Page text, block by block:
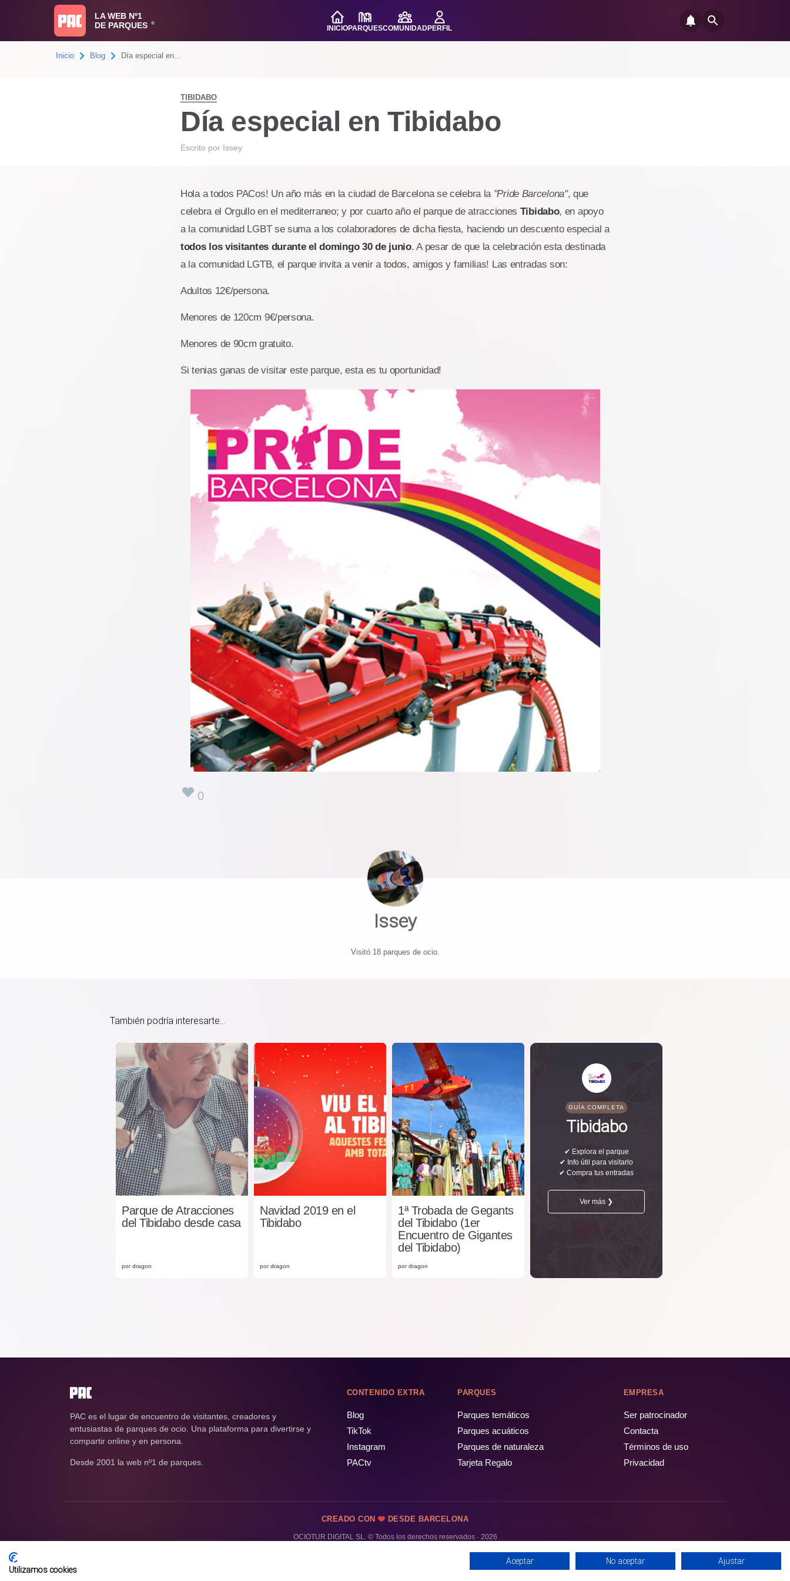
LA WEB Nº1
DE PARQUES
®
INICIOPARQUESCOMUNIDADPERFIL
Inicio Blog Día especial en...
TIBIDABO
Día especial en Tibidabo
Escrito por Issey
Hola a todos PACos! Un año más en la ciudad de Barcelona se celebra la "Pride Barcelona", que
celebra el Orgullo en el mediterraneo; y por cuarto año el parque de atracciones Tibidabo, en apoyo
a la comunidad LGBT se suma a los colaboradores de dicha fiesta, haciendo un descuento especial a
todos los visitantes durante el domingo 30 de junio. A pesar de que la celebración esta destinada
a la comunidad LGTB, el parque invita a venir a todos, amigos y familias! Las entradas son:
Adultos 12€/persona.
Menores de 120cm 9€/persona.
Menores de 90cm gratuito.
Si tenias ganas de visitar este parque, esta es tu oportunidad!
0
Issey
Visitó 18 parques de ocio.
También podría interesarte...
Parque de Atracciones
del Tibidabo desde casa
por dragon
Navidad 2019 en el
Tibidabo
por dragon
1ª Trobada de Gegants
del Tibidabo (1er
Encuentro de Gigantes
del Tibidabo)
por dragon
GUÍA COMPLETA
Tibidabo
✔ Explora el parque
✔ Info útil para visitarlo
✔ Compra tus entradas
Ver más ❯
PAC es el lugar de encuentro de visitantes, creadores y
entusiastas de parques de ocio. Una plataforma para divertirse y
compartir online y en persona.
Desde 2001 la web nº1 de parques.
CONTENIDO EXTRA
Blog
TikTok
Instagram
PACtv
PARQUES
Parques temáticos
Parques acuáticos
Parques de naturaleza
Tarjeta Regalo
EMPRESA
Ser patrocinador
Contacta
Términos de uso
Privacidad
CREADO CON DESDE BARCELONA
OCIOTUR DIGITAL SL. © Todos los derechos reservados · 2026
Utilizamos cookies
Aceptar No aceptar Ajustar